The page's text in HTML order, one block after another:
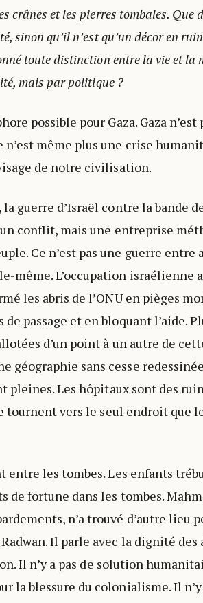
crânes et les pierres tombales. Que
sinon qu’il n’est qu’un décor en
toute distinction entre la vie et
mais par politique ?
possible pour Gaza. Gaza n’est
n’est même plus une crise
de notre civilisation.
guerre d’Israël contre la bande
un conflit, mais une entreprise
Ce n’est pas une guerre entre
même. L’occupation israélienne
les abris de l’ONU en pièges
passage et en bloquant l’aide.
d’un point à un autre de
géographie sans cesse
pleines. Les hôpitaux sont des
tournent vers le seul endroit que
les tombes. Les enfants
fortune dans les tombes.
n’a trouvé d’autre lieu
Il parle avec la dignité des
Il n’y a pas de solution
la blessure du colonialisme. Il